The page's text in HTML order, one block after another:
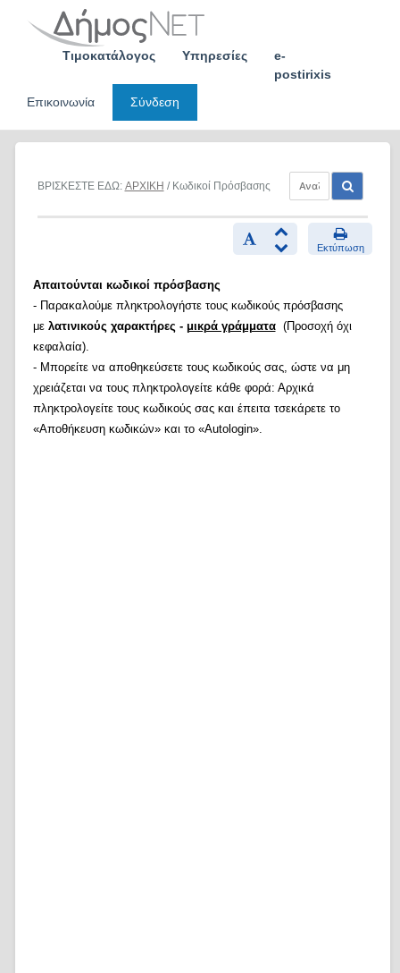
Τιμοκατάλογος Υπηρεσίες
e-
postirixis
Επικοινωνία
Σύνδεση
ΒΡΙΣΚΕΣΤΕ ΕΔΩ: ΑΡΧΙΚΗ / Κωδικοί Πρόσβασης
Εκτύπωση
Απαιτούνται κωδικοί πρόσβασης
- Παρακαλούμε πληκτρολογήστε τους κωδικούς πρόσβασης
με λατινικούς χαρακτήρες - μικρά γράμματα(Προσοχή όχι
κεφαλαία).
- Μπορείτε να αποθηκεύσετε τους κωδικούς σας, ώστε να μη
χρειάζεται να τους πληκτρολογείτε κάθε φορά: Αρχικά
πληκτρολογείτε τους κωδικούς σας και έπειτα τσεκάρετε το
«Αποθήκευση κωδικών» και το «Autologin».